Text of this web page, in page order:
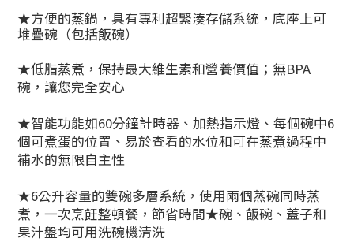
★方便的蒸鍋，具有專利超緊湊存儲系統，底座上可
堆疊碗（包括飯碗）
★低脂蒸煮，保持最大維生素和營養價值；無BPA
碗，讓您完全安心
★智能功能如60分鐘計時器、加熱指示燈、每個碗中6
個可煮蛋的位置、易於查看的水位和可在蒸煮過程中
補水的無限自主性
★6公升容量的雙碗多層系統，使用兩個蒸碗同時蒸
煮，一次烹飪整頓餐，節省時間★碗、飯碗、蓋子和
果汁盤均可用洗碗機清洗